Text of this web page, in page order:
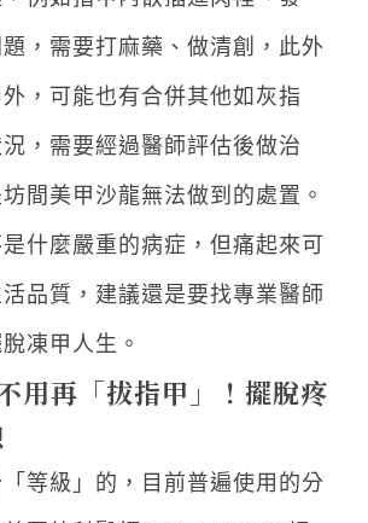
，需要打麻藥、做清創，此外
，可能也有合併其他如灰指
，需要經過醫師評估後做治
間美甲沙龍無法做到的處置。
什麼嚴重的病症，但痛起來可
品質，建議還是要找專業醫師
凍甲人生。
用再「拔指甲」！擺脫疼
等級」的，目前普遍使用的分